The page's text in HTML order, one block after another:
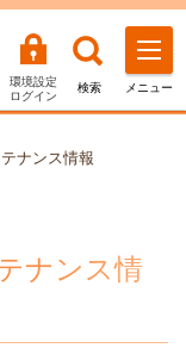
環境設定
ログイン
検索 メニュー
ナンス情報
ナンス情